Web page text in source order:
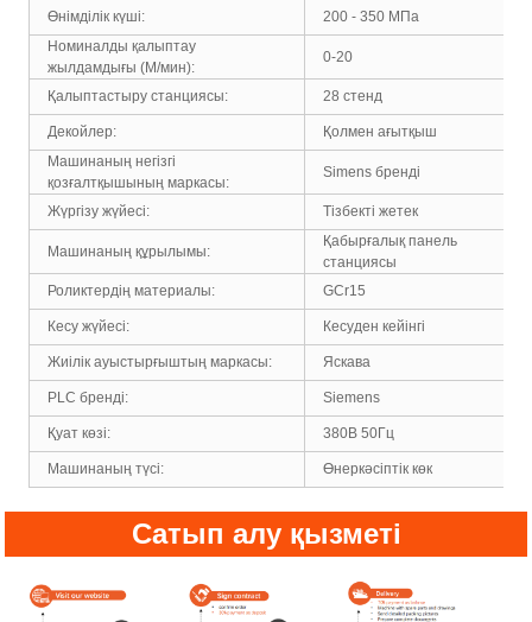
Өнімділік күші:
200 - 350 МПа
Номиналды қалыптау
жылдамдығы (М/мин):
0-20
Қалыптастыру станциясы: 28 стенд
Декойлер:
Қолмен ағытқыш
Машинаның негізгі
қозғалтқышының маркасы:
Simens бренді
Жүргізу жүйесі: Тізбекті жетек
Машинаның құрылымы:
Қабырғалық панель
станциясы
Роликтердің материалы:
GCr15
Кесу жүйесі: Кесуден кейінгі
Жиілік ауыстырғыштың маркасы: Яскава
PLC бренді: Siemens
Қуат көзі: 380В 50Гц
Машинаның түсі: Өнеркәсіптік көк
Сатып алу қызметі